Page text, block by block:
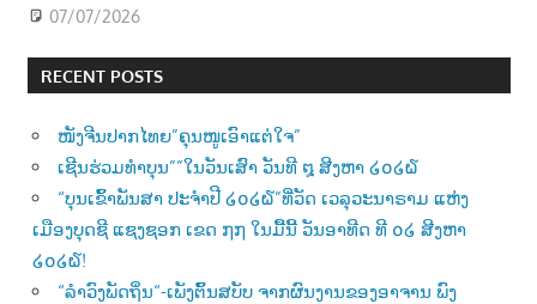
07/07/2026
RECENT POSTS
ໜັງຈີນປາກໄທຍ”ຄຸນໜູເອົາແຕ່ໃຈ”
ເຊີນຮ່ວມທຳບຸນ””ໃນວັນເສົາ ວັນທີ ໘ ສີງຫາ ໒໐໒໖
“ບຸນເຂົ້າພັນສາ ປະຈຳປີ ໒໐໒໖”ທີ່ວັດ ເວລຸວະນາຣາມ ແຫ່ງ
ເມືອງບຸດຊີ ແຊງຊອກ ເຂດ ໗໗ ໃນມື້ນີ້ ວັນອາທີດ ທີ ໐໒ ສີງຫາ
໒໐໒໖!
“ລຳວົງພັດຖິ່ນ“-ເພັງຕົ້ນສບັບ ຈາກຜົນງານຂອງອາຈານ ພົງ